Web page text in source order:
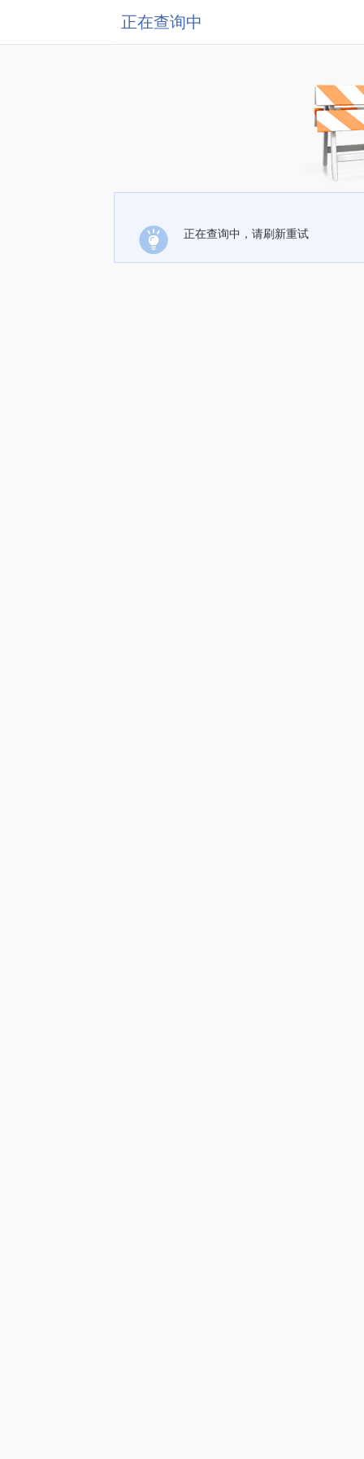
正在查询中
正在查询中，请刷新重试